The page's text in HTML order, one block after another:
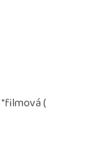
"filmová (